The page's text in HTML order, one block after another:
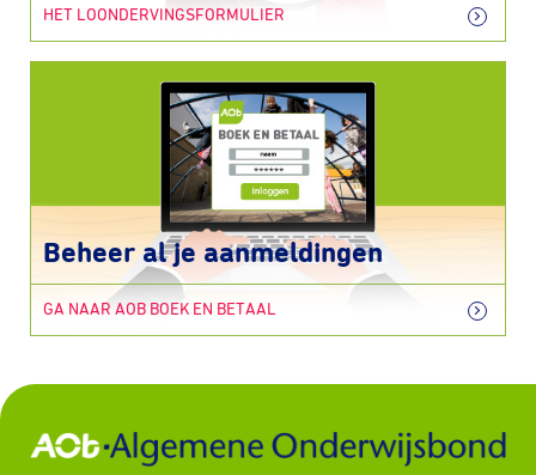
HET LOONDERVINGSFORMULIER
Beheer al je aanmeldingen
GA NAAR AOB BOEK EN BETAAL